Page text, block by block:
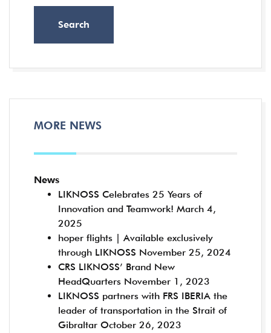
Search
MORE NEWS
News
LIKNOSS Celebrates 25 Years of
Innovation and Teamwork! March 4,
2025
hoper flights | Available exclusively
through LIKNOSS November 25, 2024
CRS LIKNOSS’ Brand New
HeadQuarters November 1, 2023
LIKNOSS partners with FRS IBERIA the
leader of transportation in the Strait of
Gibraltar October 26, 2023